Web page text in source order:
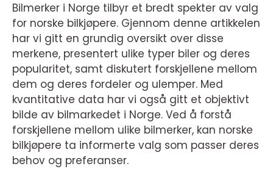
Bilmerker i Norge tilbyr et bredt spekter av valg
for norske bilkjøpere. Gjennom denne artikkelen
har vi gitt en grundig oversikt over disse
merkene, presentert ulike typer biler og deres
popularitet, samt diskutert forskjellene mellom
dem og deres fordeler og ulemper. Med
kvantitative data har vi også gitt et objektivt
bilde av bilmarkedet i Norge. Ved å forstå
forskjellene mellom ulike bilmerker, kan norske
bilkjøpere ta informerte valg som passer deres
behov og preferanser.